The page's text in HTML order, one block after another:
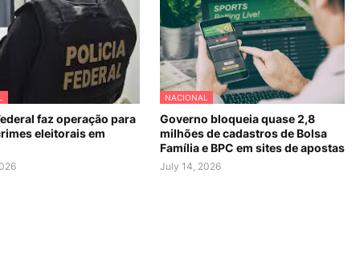
faz operação para
eleitorais em
NACIONAL
Governo bloqueia quase 2,8
milhões de cadastros de Bolsa
Família e BPC em sites de apostas
July 14, 2026